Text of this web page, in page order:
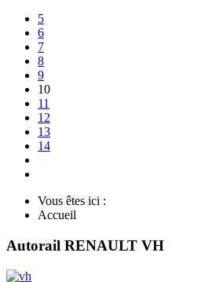
5
6
7
8
9
10
11
12
13
14
Vous êtes ici :
Accueil
Autorail RENAULT VH